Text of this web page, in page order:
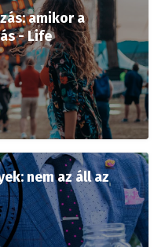
amikor a
- Life
nem az áll az